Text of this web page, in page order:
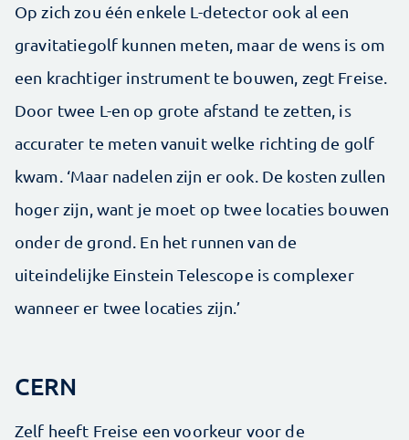
Op zich zou één enkele L-detector ook al een
gravitatiegolf kunnen meten, maar de wens is om
een krachtiger instrument te bouwen, zegt Freise.
Door twee L-en op grote afstand te zetten, is
accurater te meten vanuit welke richting de golf
kwam. ‘Maar nadelen zijn er ook. De kosten zullen
hoger zijn, want je moet op twee locaties bouwen
onder de grond. En het runnen van de
uiteindelijke Einstein Telescope is complexer
wanneer er twee locaties zijn.’
CERN
Zelf heeft Freise een voorkeur voor de